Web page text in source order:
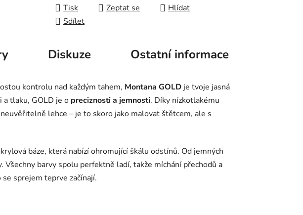
Tisk Zeptat se
Hlídat
Sdílet
Diskuze Ostatní informace
kontrolu nad každým tahem, Montana GOLD je tvoje jasná
a tlaku, GOLD je o preciznosti a jemnosti. Díky nízkotlakému
lehce – je to skoro jako malovat štětcem, ale s
báze, která nabízí ohromující škálu odstínů. Od jemných
Všechny barvy spolu perfektně ladí, takže míchání přechodů a
sprejem teprve začínají.